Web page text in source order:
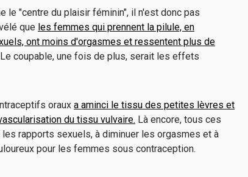
le "centre du plaisir féminin", il n'est donc pas
que les femmes qui prennent la pilule, en
ont moins d'orgasmes et ressentent plus de
Le coupable, une fois de plus, serait les effets
oraux a aminci le tissu des petites lèvres et
du tissu vulvaire. Là encore, tous ces
rapports sexuels, à diminuer les orgasmes et à
pour les femmes sous contraception.